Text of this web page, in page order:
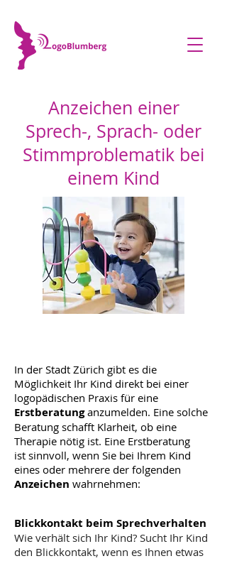
Anzeichen einer
Sprech-, Sprach- oder
Stimmproblematik bei
einem Kind
In der Stadt Zürich gibt es die
Möglichkeit Ihr Kind direkt bei einer
logopädischen Praxis für eine
Erstberatunganzumelden. Eine solche
Beratung schafft Klarheit, ob eine
Therapie nötig ist. Eine Erstberatung
ist sinnvoll, wenn Sie bei Ihrem Kind
eines oder mehrere der folgenden
Anzeichen wahrnehmen:
Blickkontakt beim Sprechverhalten
Wie verhält sich Ihr Kind? Sucht Ihr Kind
den Blickkontakt, wenn es Ihnen etwas